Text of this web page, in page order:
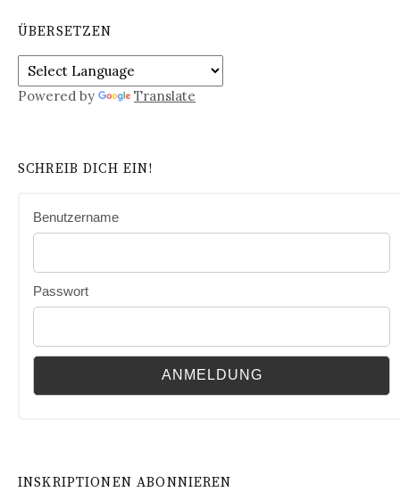
ÜBERSETZEN
Powered by Translate
SCHREIB DICH EIN!
Benutzername
Passwort
INSKRIPTIONEN ABONNIEREN